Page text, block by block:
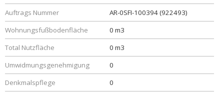
Auftrags Nummer
AR-0SFI-100394 (922493)
Wohnungsfußbodenfläche
0 m3
Total Nutzfläche
0 m3
Umwidmungsgenehmigung
0
Denkmalspflege
0